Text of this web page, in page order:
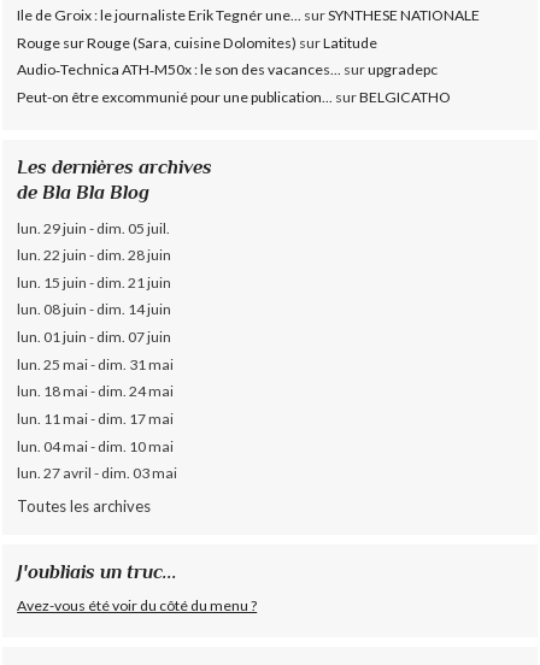
Ile de Groix : le journaliste Erik Tegnér une... surSYNTHESE NATIONALE
Rouge sur Rouge (Sara, cuisine Dolomites) surLatitude
Audio‑Technica ATH‑M50x : le son des vacances... surupgradepc
Peut-on être excommunié pour une publication...
surBELGICATHO
Les dernières archives
de Bla Bla Blog
lun. 29 juin - dim. 05 juil.
lun. 22 juin - dim. 28 juin
lun. 15 juin - dim. 21 juin
lun. 08 juin - dim. 14 juin
lun. 01 juin - dim. 07 juin
lun. 25 mai - dim. 31 mai
lun. 18 mai - dim. 24 mai
lun. 11 mai - dim. 17 mai
lun. 04 mai - dim. 10 mai
lun. 27 avril - dim. 03 mai
Toutes les archives
J'oubliais un truc...
Avez-vous été voir du côté du menu ?